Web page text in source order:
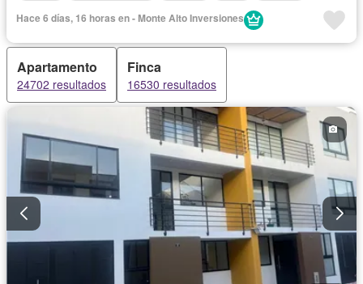
Hace 6 días, 16 horas en - Monte Alto Inversiones
Apartamento
24702 resultados
Finca
16530 resultados